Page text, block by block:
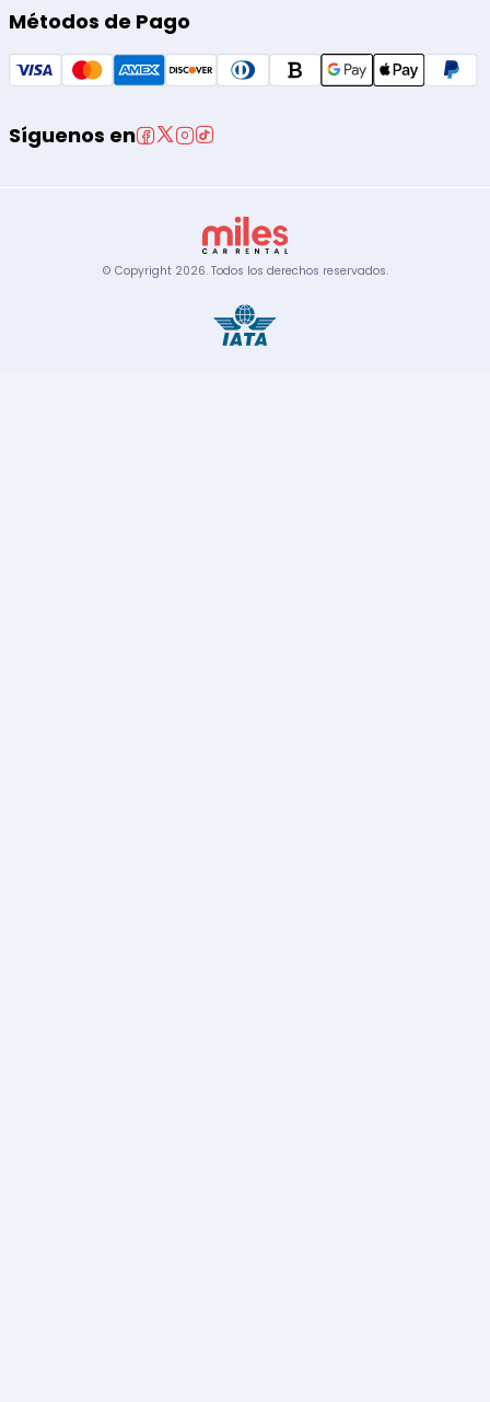
Métodos de Pago
Síguenos en
© Copyright 2026. Todos los derechos reservados.